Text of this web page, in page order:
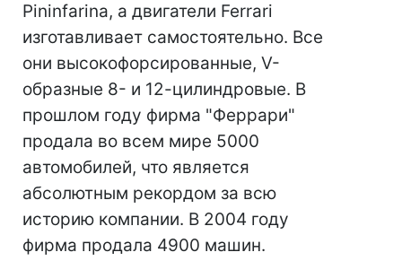
Pininfarina, а двигатели Ferrari
изготавливает самостоятельно. Все
они высокофорсированные, V-
образные 8- и 12-цилиндровые. В
прошлом году фирма "Феррари"
продала во всем мире 5000
автомобилей, что является
абсолютным рекордом за всю
историю компании. В 2004 году
фирма продала 4900 машин.